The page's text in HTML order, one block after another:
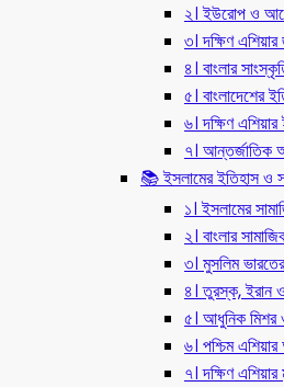
২। ইউরোপ ও
৩। দক্ষিণ
৪। বাংলার
৫। বাংলাদেশের
৬। দক্ষিণ
৭। আন্তর্জাতিক
📚 ইসলামের ইতিহাস ও
১। ইসলামের
২। বাংলার
৩। মুসলিম
৪। তুরস্ক, ইরান
৫। আধুনিক মিশর
৬। পশ্চিম
৭। দক্ষিণ